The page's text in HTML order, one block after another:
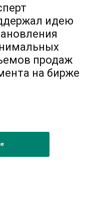
идею
продаж
на бирже